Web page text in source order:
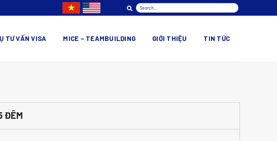
TƯ VẤN VISA MICE – TEAMBUILDING GIỚI THIỆU TIN TỨC
ĐÊM